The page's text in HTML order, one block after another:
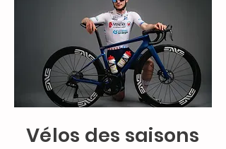
Vélos des saisons